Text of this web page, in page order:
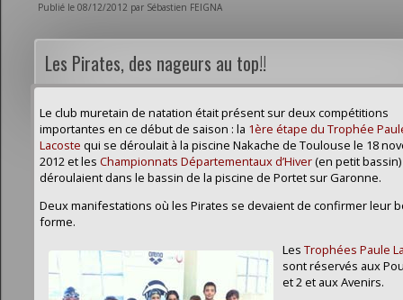
Publié le 08/12/2012 par Sébastien FEIGNA
Les Pirates, des nageurs au top!!
Le club muretain de natation était présent sur deux compétitions
importantes en ce début de saison : la 1ère étape du Trophée
Lacoste qui se déroulait à la piscine Nakache de Toulouse le 18
2012 et les Championnats Départementaux d’Hiver(en petit
déroulaient dans le bassin de la piscine de Portet sur Garonne.
Deux manifestations où les Pirates se devaient de confirmer leur
forme.
Les Trophées Paule
sont réservés aux
et 2 et aux Avenirs.